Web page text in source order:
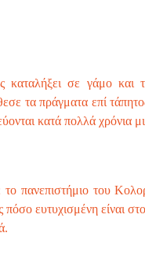
σε γάμο και
τα πράγματα επί
κατά πολλά χρόνια
πανεπιστήμιο του
πόσο ευτυχισμένη είναι